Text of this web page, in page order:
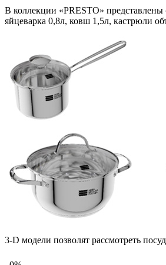
В коллекции «PRESTO»
яйцеварка 0,8л, ковш 1,5л, кастрюли
3-D модели позволят рассмотреть